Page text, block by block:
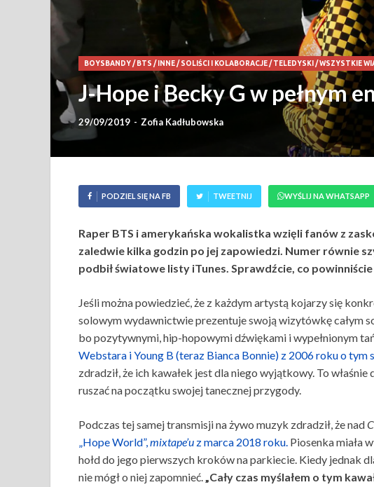
BOYSBANDY/ BTS / INNE/ SOLIŚCI I KOLABORACJE/ TELEDYSKI /WSZYSTKIE
J-Hope i Becky G w pełnym
29/09/2019 - Zofia Kadłubowska
PODZIEL SIĘ NA FB TWEETNIJ WYŚLIJ NA WHATSAPP
Raper BTS i amerykańska wokalistka wzięli fanów z
zaledwie kilka godzin po jej zapowiedzi. Numer równie
podbił światowe listy iTunes. Sprawdźcie, co
Jeśli można powiedzieć, że z każdym artystą kojarzy się
solowym wydawnictwie prezentuje swoją wizytówkę całym
bo pozytywnymi, hip-hopowymi dźwiękami i wypełnionym
Webstara i Young B (teraz Bianca Bonnie) z 2006 roku o tym
zdradził, że ich kawałek jest dla niego wyjątkowy. To
ruszać na początku swojej tanecznej przygody.
Podczas tej samej transmisji na żywo muzyk zdradził, że nad
„Hope World”,mixtape’u z marca 2018 roku. Piosenka miała
hołd do jego pierwszych kroków na parkiecie. Kiedy jednak
nie mógł o niej zapomnieć.„Cały czas myślałem o tym